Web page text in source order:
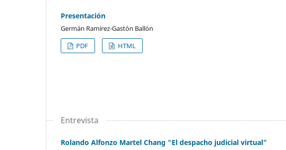
Presentación
Germán Ramírez-Gastón Ballón
PDF
HTML
Entrevista
Rolando Alfonzo Martel Chang "El despacho judicial virtual"